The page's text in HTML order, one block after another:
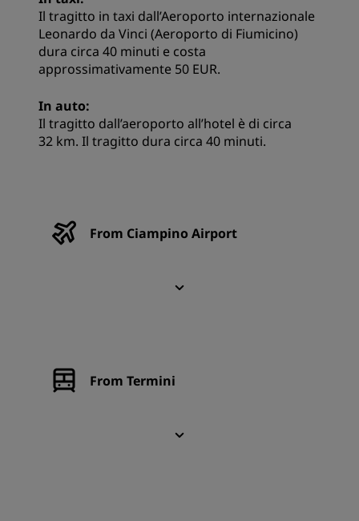
Il tragitto in taxi dall’Aeroporto internazionale
Leonardo da Vinci (Aeroporto di Fiumicino)
dura circa 40 minuti e costa
approssimativamente 50 EUR.
In auto:
Il tragitto dall’aeroporto all’hotel è di circa
32 km. Il tragitto dura circa 40 minuti.
From Ciampino Airport
From Termini